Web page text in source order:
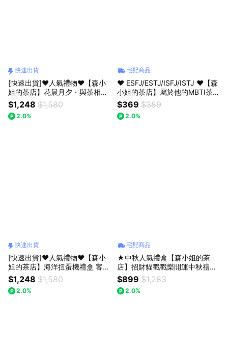
快速出貨
[快速出貨]♥人氣禮物♥【森小
姐的茶店】花晨月夕・與茶相遇
德國果茶扭蛋機禮盒
$1,248 $1,580
2.0%
宅配商品
♥ ESFJ/ESTJ/ISFJ/ISTJ ♥【森
小姐的茶店】屬於他的MBTI茶，
懂他的味道～〔收禮人自選風
味〕
$369 $389
2.0%
快速出貨
[快速出貨]♥人氣禮物♥【森小
姐的茶店】海洋扭蛋機禮盒 客製
化禮物 生日禮物
$1,248 $1,580
2.0%
宅配商品
★中秋人氣禮盒【森小姐的茶
店】招財貓戳戳樂開運中秋禮盒
好運禮物 〔收禮人自選風味〕
$899 $1,283
2.0%